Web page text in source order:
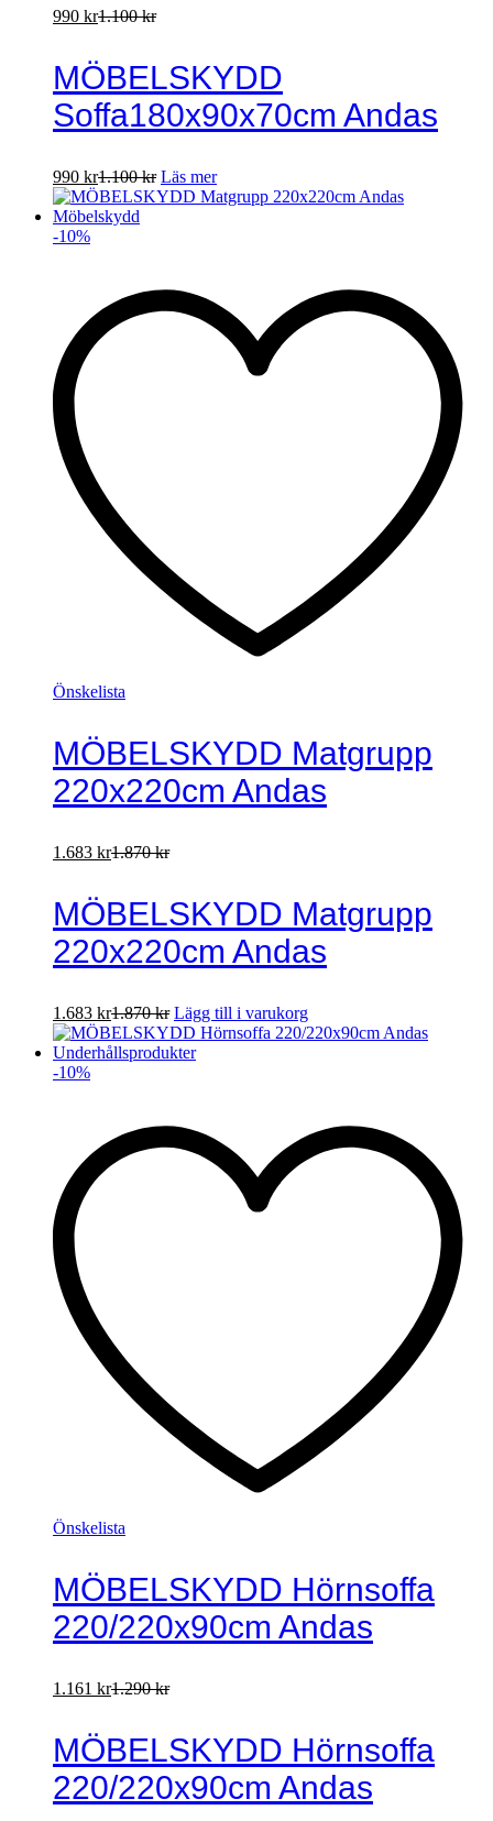
990 kr1.100kr
MÖBELSKYDD
Soffa180x90x70cm Andas
990 kr1.100kr Läs mer
-10%
Önskelista
MÖBELSKYDD Matgrupp
220x220cm Andas
1.683 kr1.870kr
MÖBELSKYDD Matgrupp
220x220cm Andas
1.683 kr1.870kr Lägg till i varukorg
-10%
Önskelista
MÖBELSKYDD Hörnsoffa
220/220x90cm Andas
1.161 kr1.290kr
MÖBELSKYDD Hörnsoffa
220/220x90cm Andas